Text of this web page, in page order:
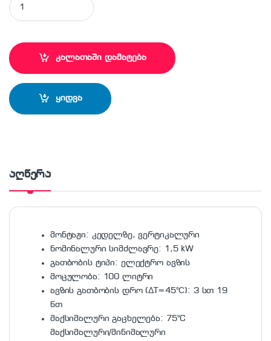
კალათაში დამატება
ყიდვა
აღწერა
მონტაჟი: კედელზე, ვერტიკალური
ნომინალური სიმძლავრე: 1,5 kW
გათბობის ტიპი: ელექტრო ავზის
მოცულობა: 100 ლიტრი
ავზის გათბობის დრო (ΔT=45°С): 3 სთ 19
წთ
მაქსიმალური გაცხელება: 75°C
მაქსიმალური/მინიმალური